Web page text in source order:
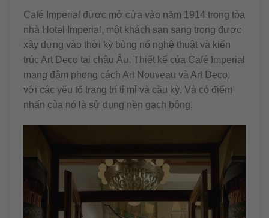
Café Imperial được mở cửa vào năm 1914 trong tòa
nhà Hotel Imperial, một khách sạn sang trọng được
xây dựng vào thời kỳ bùng nổ nghệ thuật và kiến
trúc Art Deco tại châu Âu. Thiết kế của Café Imperial
mang đậm phong cách Art Nouveau và Art Deco,
với các yếu tố trang trí tỉ mỉ và cầu kỳ. Và có điểm
nhấn của nó là sử dụng nền gạch bông.